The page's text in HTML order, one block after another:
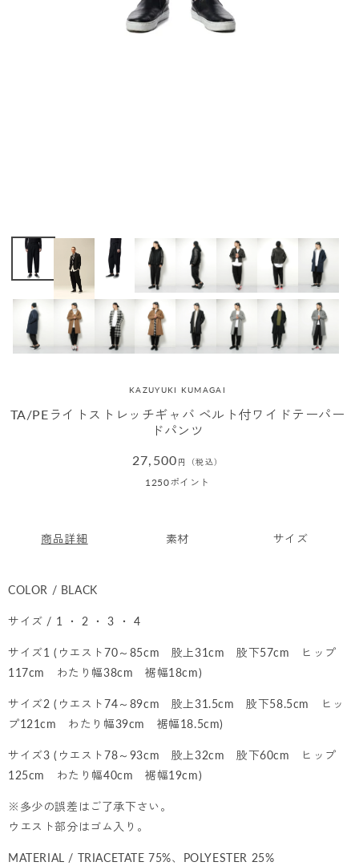
KAZUYUKI KUMAGAI
TA/PEライトストレッチギャバ ベルト付ワイドテーパー
ドパンツ
通
常
27,500 円（税込）
1250ポイント
商品詳細 素材 サイズ
COLOR / BLACK
サイズ / 1 ・ 2 ・ 3 ・ 4
サイズ1 (ウエスト70～85cm 股上31cm 股下57cm ヒップ
117cm わたり幅38cm 裾幅18cm)
サイズ2 (ウエスト74～89cm 股上31.5cm 股下58.5cm ヒッ
プ121cm わたり幅39cm 裾幅18.5cm)
サイズ3 (ウエスト78～93cm 股上32cm 股下60cm ヒップ
125cm わたり幅40cm 裾幅19cm)
※多少の誤差はご了承下さい。
ウエスト部分はゴム入り。
MATERIAL / TRIACETATE 75%、POLYESTER 25%